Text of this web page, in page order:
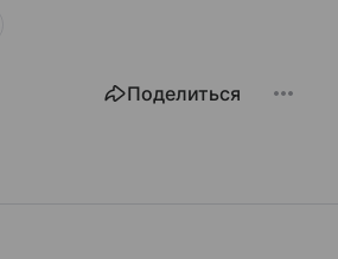
Поделиться